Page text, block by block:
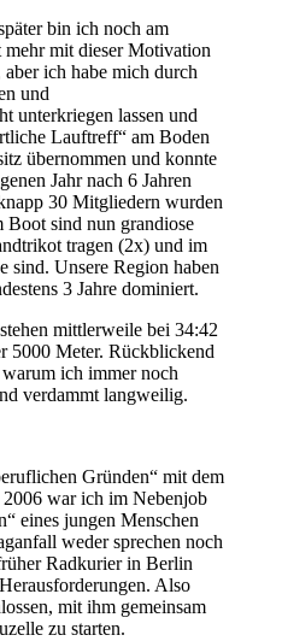
bin ich noch am
mit dieser Motivation
ich habe mich durch
und
unterkriegen lassen und
Lauftreff“ am Boden
übernommen und konnte
Jahr nach 6 Jahren
30 Mitgliedern wurden
sind nun grandiose
tragen (2x) und im
sind. Unsere Region haben
3 Jahre dominiert.
mittlerweile bei 34:42
5000 Meter. Rückblickend
ich immer noch
verdammt langweilig.
Gründen“ mit dem
war ich im Nebenjob
eines jungen Menschen
weder sprechen noch
Radkurier in Berlin
Also
mit ihm gemeinsam
zu starten.